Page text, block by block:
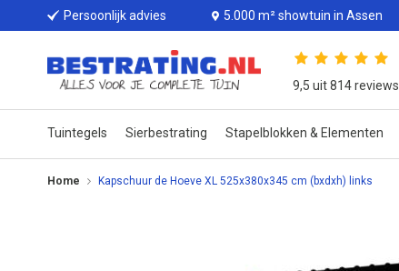
Persoonlijk advies 5.000 m² showtuin in Assen
9,5 uit 814 reviews
Tuintegels Sierbestrating Stapelblokken & Elementen
Home Kapschuur de Hoeve XL 525x380x345 cm (bxdxh) links